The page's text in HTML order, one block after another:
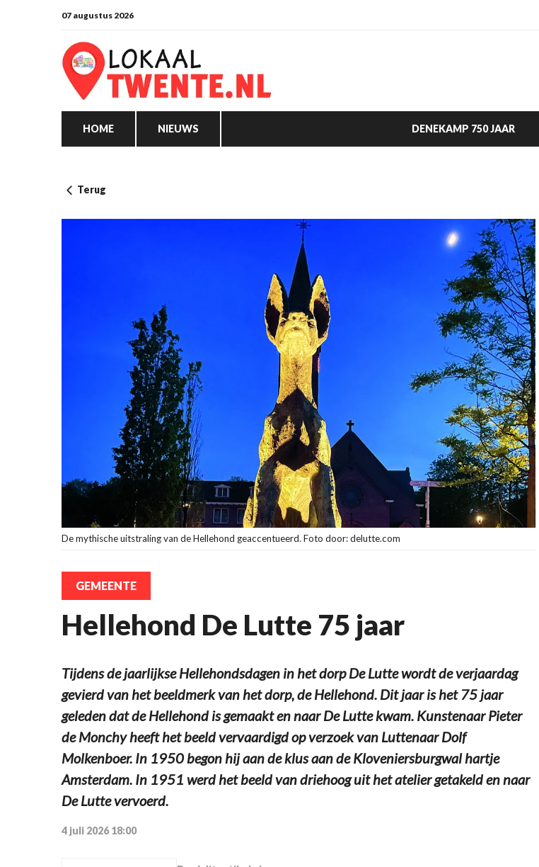
07 augustus 2026
HOME NIEUWS DENEKAMP 750 JAAR
Terug
De mythische uitstraling van de Hellehond geaccentueerd. Foto door: delutte.com
GEMEENTE
Hellehond De Lutte 75 jaar
Tijdens de jaarlijkse Hellehondsdagen in het dorp De Lutte wordt de verjaardag
gevierd van het beeldmerk van het dorp, de Hellehond. Dit jaar is het 75 jaar
geleden dat de Hellehond is gemaakt en naar De Lutte kwam. Kunstenaar Pieter
de Monchy heeft het beeld vervaardigd op verzoek van Luttenaar Dolf
Molkenboer. In 1950 begon hij aan de klus aan de Kloveniersburgwal hartje
Amsterdam. In 1951 werd het beeld van driehoog uit het atelier getakeld en naar
De Lutte vervoerd.
4 juli 2026 18:00